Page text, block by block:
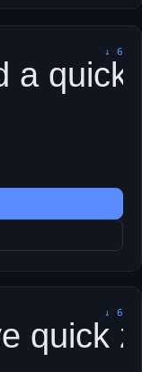
↓ 6
a
↓ 6
quick